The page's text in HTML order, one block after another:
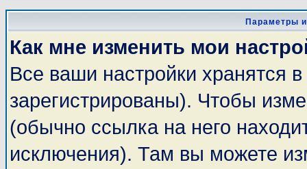
Параметры
Как мне изменить мои
Все ваши настройки хранятся
зарегистрированы). Чтобы
(обычно ссылка на него
исключения). Там вы можете